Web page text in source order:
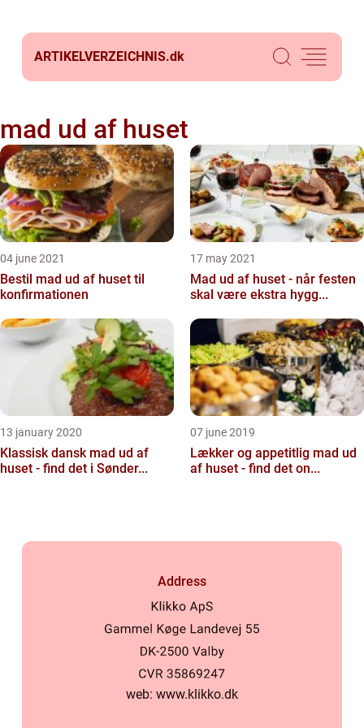
ARTIKELVERZEICHNIS.dk
mad ud af huset
04 june 2021
Bestil mad ud af huset til
konfirmationen
17 may 2021
Mad ud af huset - når festen
skal være ekstra hygg...
13 january 2020
Klassisk dansk mad ud af
huset - find det i Sønder...
07 june 2019
Lækker og appetitlig mad ud
af huset - find det on...
Address
web: www.klikko.dk